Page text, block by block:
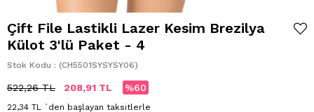
Çift File Lastikli Lazer Kesim Brezilya
Külot 3'lü Paket - 4
Stok Kodu (CH5501SYSYSY06)
522,26 TL 208,91 TL 60
22,34 TL `den başlayan taksitlerle